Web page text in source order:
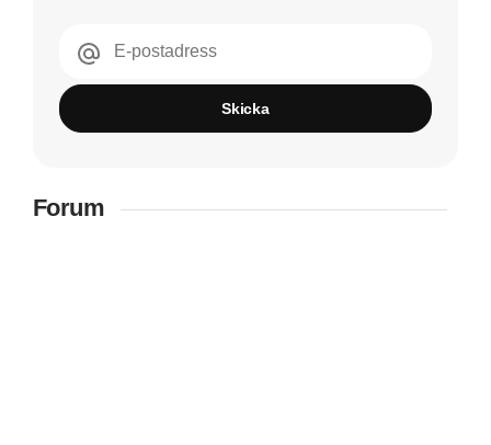
E-postadress
Skicka
Forum